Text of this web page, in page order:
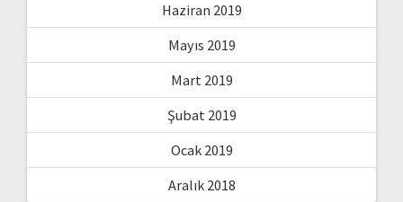
Haziran 2019
Mayıs 2019
Mart 2019
Şubat 2019
Ocak 2019
Aralık 2018